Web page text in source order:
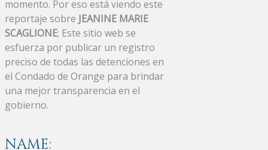
momento. Por eso está viendo este
reportaje sobre JEANINE MARIE
SCAGLIONE; Este sitio web se
esfuerza por publicar un registro
preciso de todas las detenciones en
el Condado de Orange para brindar
una mejor transparencia en el
gobierno.
NAME: